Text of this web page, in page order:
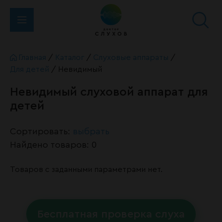
/ /
/
/ Невидимый
Невидимый слуховой аппарат для
детей
Найдено товаров: 0
Сортировать:
Товаров с заданными параметрами нет.